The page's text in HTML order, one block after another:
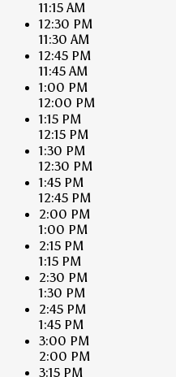
11:15 AM
12:30 PM
11:30 AM
12:45 PM
11:45 AM
1:00 PM
12:00 PM
1:15 PM
12:15 PM
1:30 PM
12:30 PM
1:45 PM
12:45 PM
2:00 PM
1:00 PM
2:15 PM
1:15 PM
2:30 PM
1:30 PM
2:45 PM
1:45 PM
3:00 PM
2:00 PM
3:15 PM